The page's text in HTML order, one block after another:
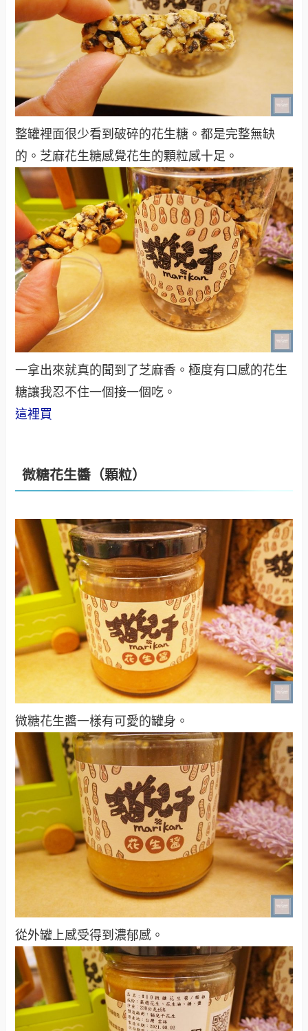
整罐裡面很少看到破碎的花生糖。都是完整無缺
的。芝麻花生糖感覺花生的顆粒感十足。
一拿出來就真的聞到了芝麻香。極度有口感的花生
糖讓我忍不住一個接一個吃。
這裡買
微糖花生醬（顆粒）
微糖花生醬一樣有可愛的罐身。
從外罐上感受得到濃郁感。